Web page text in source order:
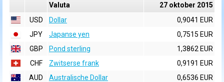
Valuta
27 oktober 2015
USD
Dollar
0,9041 EUR
JPY
Japanse yen
0,7515 EUR
GBP
Pond sterling
1,3862 EUR
CHF
Zwitserse frank
0,9191 EUR
AUD
Australische Dollar
0,6536 EUR